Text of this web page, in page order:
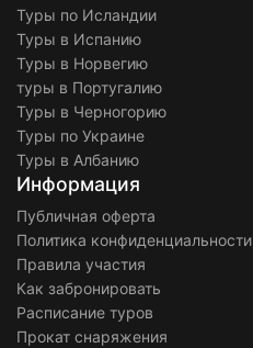
Туры по Исландии
Туры в Испанию
Туры в Норвегию
туры в Португалию
Туры в Черногорию
Туры по Украине
Туры в Албанию
Информация
Публичная оферта
Политика конфиденциальности
Правила участия
Как забронировать
Расписание туров
Прокат снаряжения